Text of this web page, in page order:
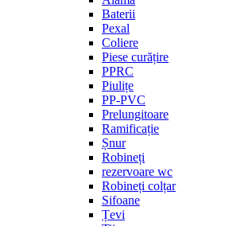
Baterii
Pexal
Coliere
Piese curățire
PPRC
Piulițe
PP-PVC
Prelungitoare
Ramificație
Șnur
Robineți
rezervoare wc
Robineți colțar
Sifoane
Țevi